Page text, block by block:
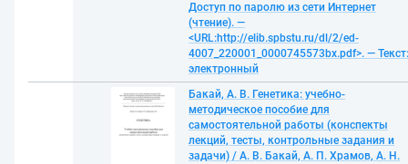
Доступ по паролю из сети Интернет
(чтение). —
<URL:http://elib.spbstu.ru/dl/2/ed-
4007_220001_0000745573bx.pdf>. — Текст:
электронный
Бакай, А. В. Генетика: учебно-
методическое пособие для
самостоятельной работы (конспекты
лекций, тесты, контрольные задания и
задачи) / А. В. Бакай, А. П. Храмов, А. Н.